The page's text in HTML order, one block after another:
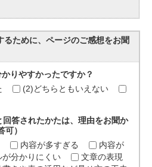
るために、ページのご感想をお聞
りやすかったですか？
(2)どちらともいえない
答されたかたは、理由をお聞か
可）
内容が多すぎる
内容が
が分かりにくい
文章の表現